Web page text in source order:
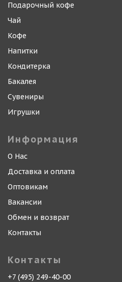
Подарочный кофе
Чай
Кофе
Напитки
Кондитерка
Бакалея
Сувениры
Игрушки
Информация
О Нас
Доставка и оплата
Оптовикам
Вакансии
Обмен и возврат
Контакты
Контакты
+7 (495) 249-40-00